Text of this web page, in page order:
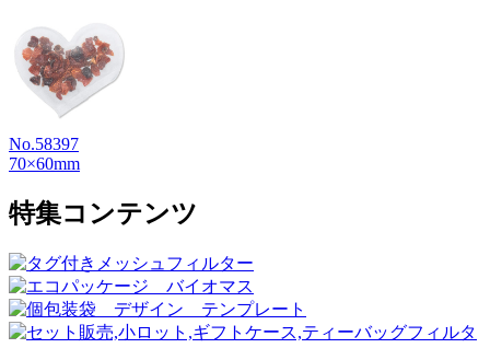
No.58397
70×60mm
特集コンテンツ